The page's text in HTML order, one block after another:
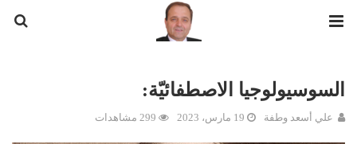
السوسيولوجيا الاصطفائيّة:
علي أسعد وطفة 19 مارس، 2023 299 مشاهدات